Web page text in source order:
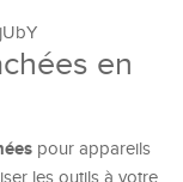
en
pour appareils
les outils à votre